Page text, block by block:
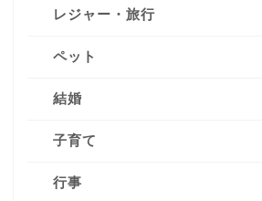
レジャー・旅行
ペット
結婚
子育て
行事